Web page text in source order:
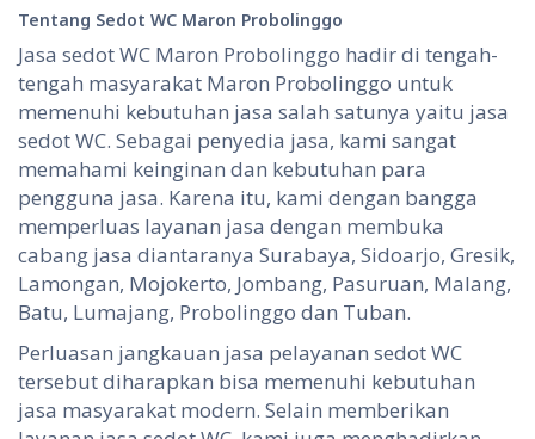
Tentang Sedot WC Maron Probolinggo
Jasa sedot WC Maron Probolinggo hadir di tengah-
tengah masyarakat Maron Probolinggo untuk
memenuhi kebutuhan jasa salah satunya yaitu jasa
sedot WC. Sebagai penyedia jasa, kami sangat
memahami keinginan dan kebutuhan para
pengguna jasa. Karena itu, kami dengan bangga
memperluas layanan jasa dengan membuka
cabang jasa diantaranya Surabaya, Sidoarjo, Gresik,
Lamongan, Mojokerto, Jombang, Pasuruan, Malang,
Batu, Lumajang, Probolinggo dan Tuban.
Perluasan jangkauan jasa pelayanan sedot WC
tersebut diharapkan bisa memenuhi kebutuhan
jasa masyarakat modern. Selain memberikan